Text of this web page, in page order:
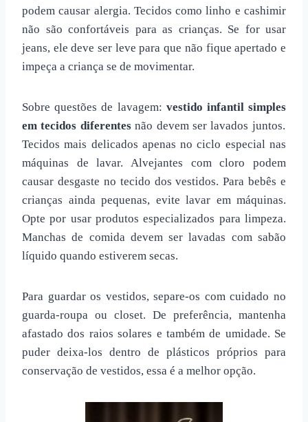
podem causar alergia. Tecidos como linho e cashimir
não são confortáveis para as crianças. Se for usar
jeans, ele deve ser leve para que não fique apertado e
impeça a criança se de movimentar.
Sobre questões de lavagem: vestido infantil simples
em tecidos diferentesnão devem ser lavados juntos.
Tecidos mais delicados apenas no ciclo especial nas
máquinas de lavar. Alvejantes com cloro podem
causar desgaste no tecido dos vestidos. Para bebês e
crianças ainda pequenas, evite lavar em máquinas.
Opte por usar produtos especializados para limpeza.
Manchas de comida devem ser lavadas com sabão
líquido quando estiverem secas.
Para guardar os vestidos, separe-os com cuidado no
guarda-roupa ou closet. De preferência, mantenha
afastado dos raios solares e também de umidade. Se
puder deixa-los dentro de plásticos próprios para
conservação de vestidos, essa é a melhor opção.